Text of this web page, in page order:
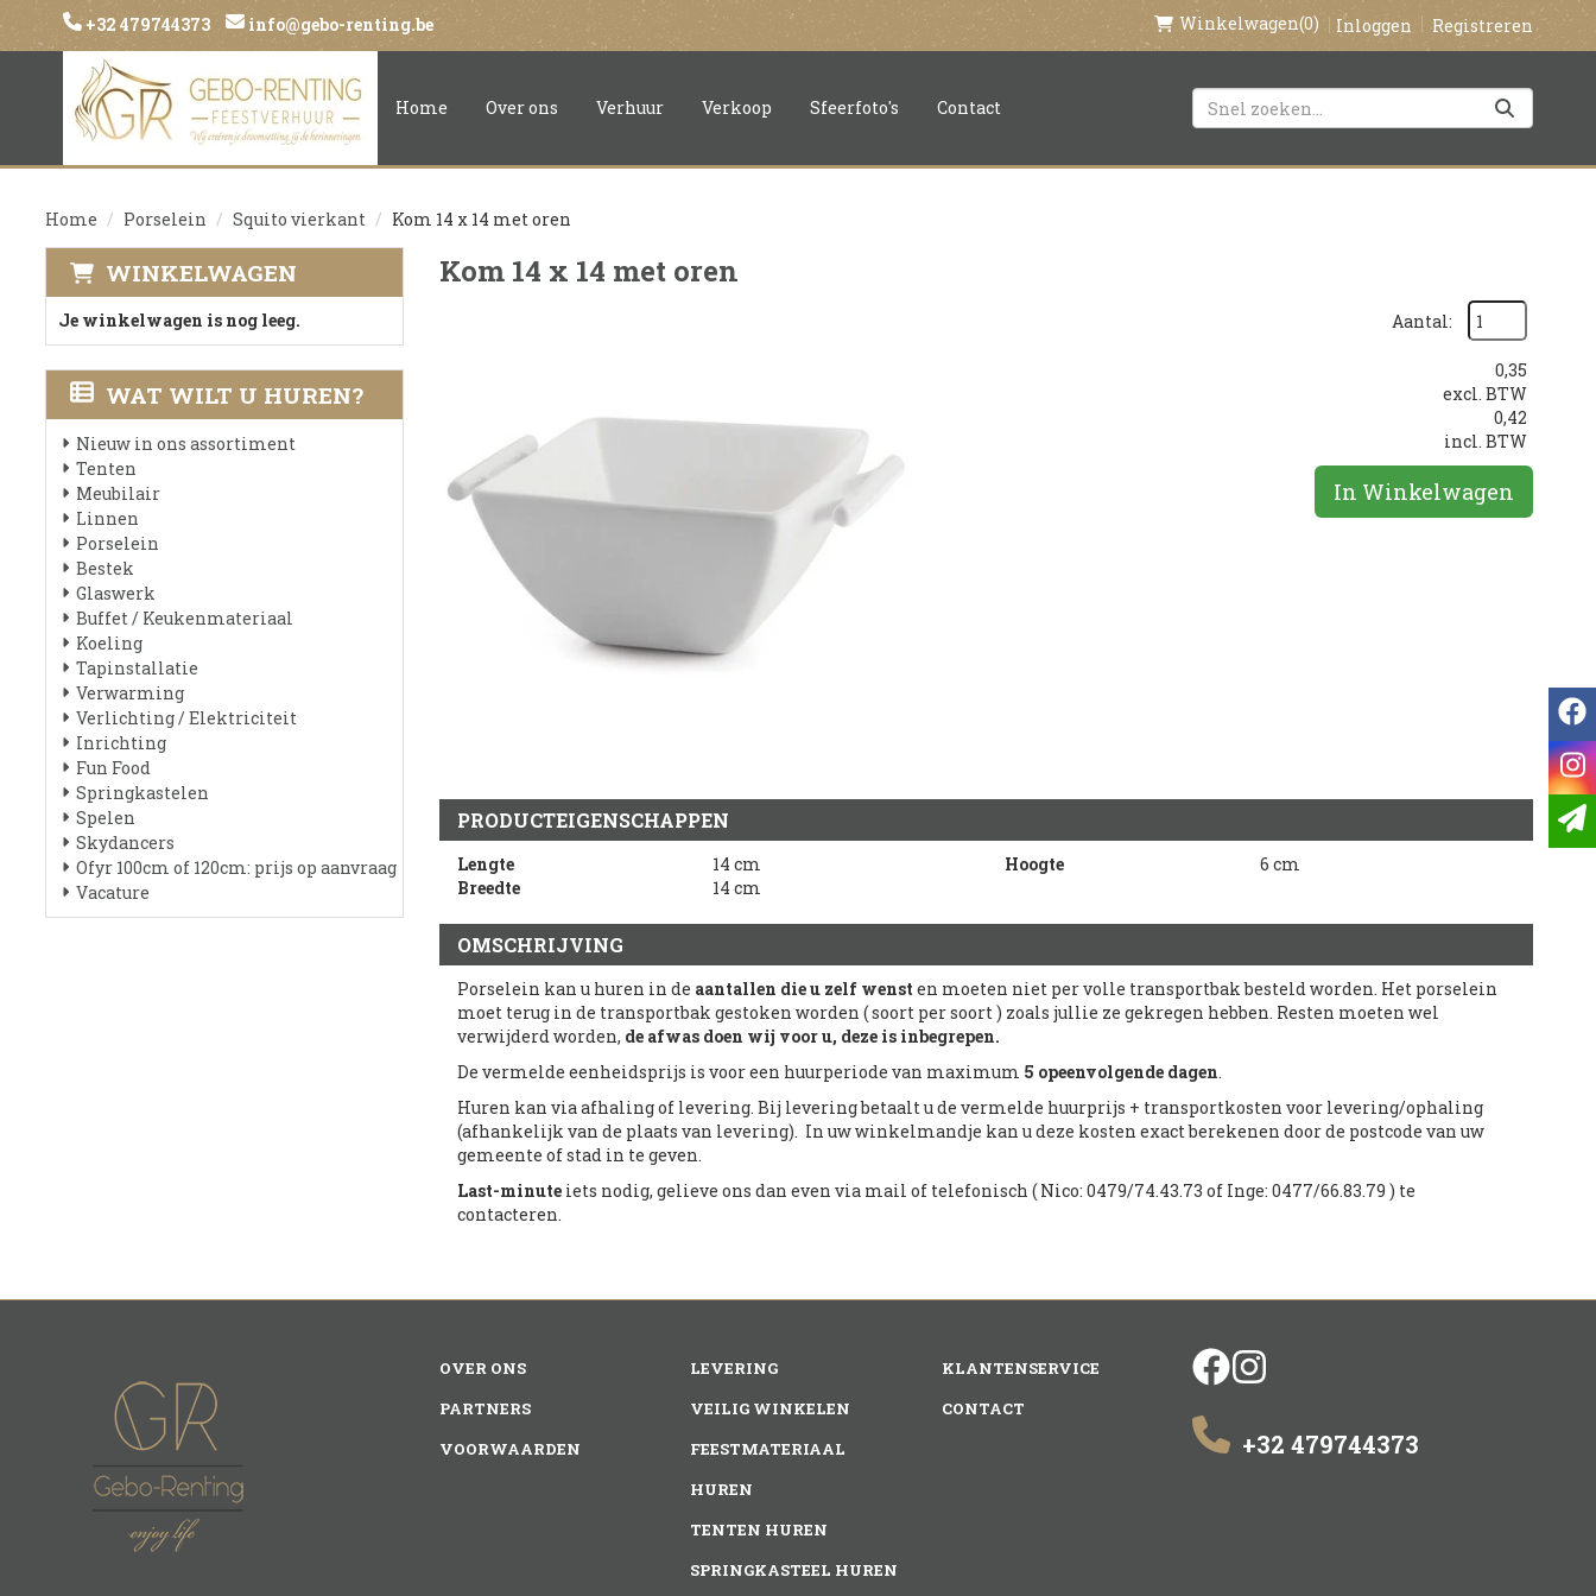
+32 479744373 info@gebo-renting.be Winkelwagen(0) Inloggen Registreren
Home Over ons Verhuur Verkoop Sfeerfoto's Contact
Home Porselein Squito vierkant Kom 14 x 14 met oren
WINKELWAGEN
Je winkelwagen is nog leeg.
WAT WILT U HUREN?
Nieuw in ons assortiment
Tenten
Meubilair
Linnen
Porselein
Bestek
Glaswerk
Buffet / Keukenmateriaal
Koeling
Tapinstallatie
Verwarming
Verlichting / Elektriciteit
Inrichting
Fun Food
Springkastelen
Spelen
Skydancers
Ofyr 100cm of 120cm: prijs op aanvraag
Vacature
Kom 14 x 14 met oren
Aantal:
0,35
excl. BTW
0,42
incl. BTW
In Winkelwagen
PRODUCTEIGENSCHAPPEN
Lengte
14 cm
Breedte
14 cm
Hoogte 6 cm
OMSCHRIJVING
Porselein kan u huren in de aantallen die u zelf wenst en moeten niet per volle transportbak besteld worden. Het porselein
moet terug in de transportbak gestoken worden ( soort per soort ) zoals jullie ze gekregen hebben. Resten moeten wel
verwijderd worden, de afwas doen wij voor u, deze is inbegrepen.
De vermelde eenheidsprijs is voor een huurperiode van maximum 5 opeenvolgende dagen.
Huren kan via afhaling of levering. Bij levering betaalt u de vermelde huurprijs + transportkosten voor levering/ophaling
(afhankelijk van de plaats van levering). In uw winkelmandje kan u deze kosten exact berekenen door de postcode van uw
gemeente of stad in te geven.
Last-minute iets nodig, gelieve ons dan even via mail of telefonisch ( Nico: 0479/74.43.73 of Inge: 0477/66.83.79 ) te
contacteren.
OVER ONS
PARTNERS
VOORWAARDEN
LEVERING
VEILIG WINKELEN
FEESTMATERIAAL
HUREN
TENTEN HUREN
SPRINGKASTEEL HUREN
KLANTENSERVICE
CONTACT
facebook
+32 479744373